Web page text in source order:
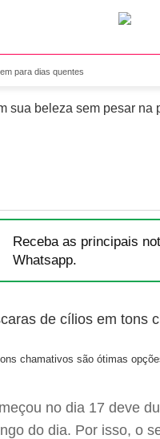
para dias quentespara
sua beleza sem pesar na
Receba as principais
Whatsapp.
chamativos são ótimas
no dia 17 deve
do dia. Por isso, o